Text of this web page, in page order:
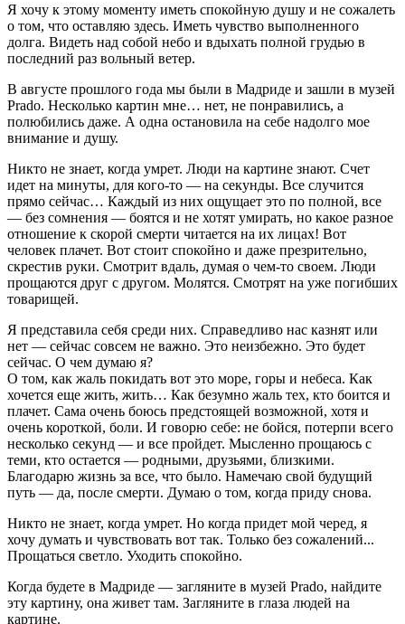
Я хочу к этому моменту иметь спокойную душу и не сожалеть
о том, что оставляю здесь. Иметь чувство выполненного
долга. Видеть над собой небо и вдыхать полной грудью в
последний раз вольный ветер.
В августе прошлого года мы были в Мадриде и зашли в музей
Prado. Несколько картин мне… нет, не понравились, а
полюбились даже. А одна остановила на себе надолго мое
внимание и душу.
Никто не знает, когда умрет. Люди на картине знают. Счет
идет на минуты, для кого-то — на секунды. Все случится
прямо сейчас… Каждый из них ощущает это по полной, все
— без сомнения — боятся и не хотят умирать, но какое разное
отношение к скорой смерти читается на их лицах! Вот
человек плачет. Вот стоит спокойно и даже презрительно,
скрестив руки. Смотрит вдаль, думая о чем-то своем. Люди
прощаются друг с другом. Молятся. Смотрят на уже погибших
товарищей.
Я представила себя среди них. Справедливо нас казнят или
нет — сейчас совсем не важно. Это неизбежно. Это будет
сейчас. О чем думаю я?
О том, как жаль покидать вот это море, горы и небеса. Как
хочется еще жить, жить… Как безумно жаль тех, кто боится и
плачет. Сама очень боюсь предстоящей возможной, хотя и
очень короткой, боли. И говорю себе: не бойся, потерпи всего
несколько секунд — и все пройдет. Мысленно прощаюсь с
теми, кто остается — родными, друзьями, близкими.
Благодарю жизнь за все, что было. Намечаю свой будущий
путь — да, после смерти. Думаю о том, когда приду снова.
Никто не знает, когда умрет. Но когда придет мой черед, я
хочу думать и чувствовать вот так. Только без сожалений...
Прощаться светло. Уходить спокойно.
Когда будете в Мадриде — загляните в музей Prado, найдите
эту картину, она живет там. Загляните в глаза людей на
картине.